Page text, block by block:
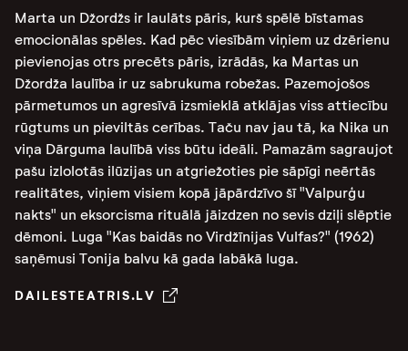
Marta un Džordžs ir laulāts pāris, kurš spēlē bīstamas
emocionālas spēles. Kad pēc viesībām viņiem uz dzērienu
pievienojas otrs precēts pāris, izrādās, ka Martas un
Džordža laulība ir uz sabrukuma robežas. Pazemojošos
pārmetumos un agresīvā izsmieklā atklājas viss attiecību
rūgtums un pieviltās cerības. Taču nav jau tā, ka Nika un
viņa Dārguma laulībā viss būtu ideāli. Pamazām sagraujot
pašu izlolotās ilūzijas un atgriežoties pie sāpīgi neērtās
realitātes, viņiem visiem kopā jāpārdzīvo šī "Valpurģu
nakts" un eksorcisma rituālā jāizdzen no sevis dziļi slēptie
dēmoni. Luga "Kas baidās no Virdžīnijas Vulfas?" (1962)
saņēmusi Tonija balvu kā gada labākā luga.
DAILESTEATRIS.LV